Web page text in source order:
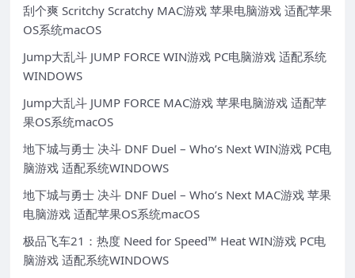
刮个爽 Scritchy Scratchy MAC游戏 苹果电脑游戏 适配苹果
OS系统macOS
Jump大乱斗 JUMP FORCE WIN游戏 PC电脑游戏 适配系统
WINDOWS
Jump大乱斗 JUMP FORCE MAC游戏 苹果电脑游戏 适配苹
果OS系统macOS
地下城与勇士 决斗 DNF Duel – Who’s Next WIN游戏 PC电
脑游戏 适配系统WINDOWS
地下城与勇士 决斗 DNF Duel – Who’s Next MAC游戏 苹果
电脑游戏 适配苹果OS系统macOS
极品飞车21：热度 Need for Speed™ Heat WIN游戏 PC电
脑游戏 适配系统WINDOWS